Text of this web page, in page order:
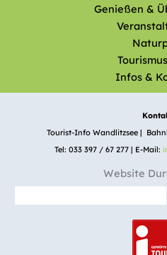
Genießen &
Infos &
Tourist-Info Wandlitzsee |
Tel: 033 397 / 67 277 | E-Mail:
Website